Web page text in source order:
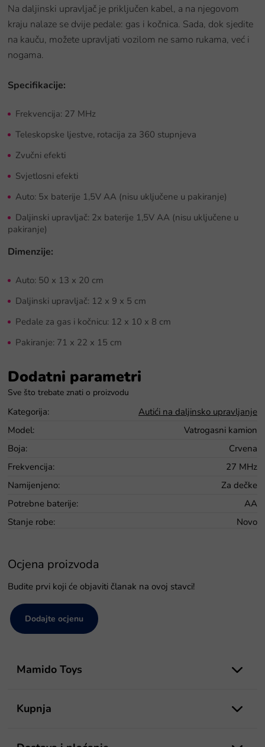
Na daljinski upravljač je priključen kabel, a na njegovom
kraju nalaze se dvije pedale: gas i kočnica. Sada, dok sjedite
na kauču, možete upravljati vozilom ne samo rukama, već i
nogama.
Specifikacije:
Frekvencija: 27 MHz
Teleskopske ljestve, rotacija za 360 stupnjeva
Zvučni efekti
Svjetlosni efekti
Auto: 5x baterije 1,5V AA (nisu uključene u pakiranje)
Daljinski upravljač: 2x baterije 1,5V AA (nisu uključene u
pakiranje)
Dimenzije:
Auto: 50 x 13 x 20 cm
Daljinski upravljač: 12 x 9 x 5 cm
Pedale za gas i kočnicu: 12 x 10 x 8 cm
Pakiranje: 71 x 22 x 15 cm
Dodatni parametri
Kategorija:
Autići na daljinsko upravljanje
Model:
Vatrogasni kamion
Boja:
Crvena
Frekvencija:
27 MHz
Namijenjeno:
Za dečke
Potrebne baterije:
AA
Stanje robe: Novo
Ocjena proizvoda
Budite prvi koji će objaviti članak na ovoj stavci!
Dodajte ocjenu
Mamido Toys
Kupnja